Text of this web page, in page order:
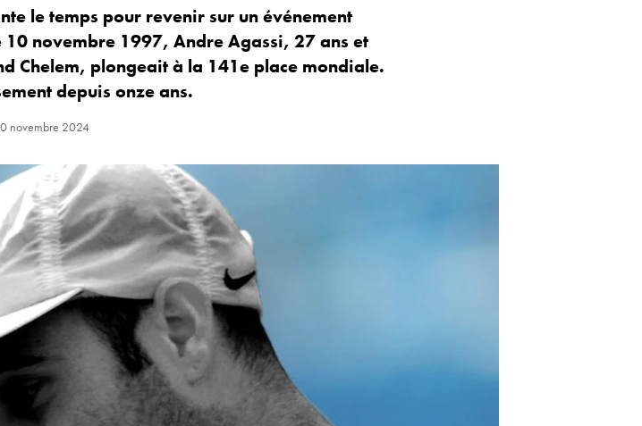
le temps pour revenir sur un événement
novembre 1997, Andre Agassi, 27 ans et
Chelem, plongeait à la 141e place mondiale.
depuis onze ans.
novembre 2024